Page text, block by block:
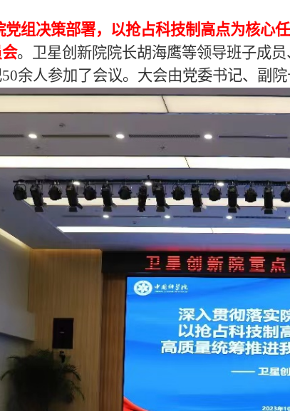
党组决策部署，以抢占科技制高点为核心
。卫星创新院院长胡海鹰等领导班子成
50余人参加了会议。大会由党委书记、副院